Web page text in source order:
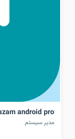
android pro
مدیر سیستم